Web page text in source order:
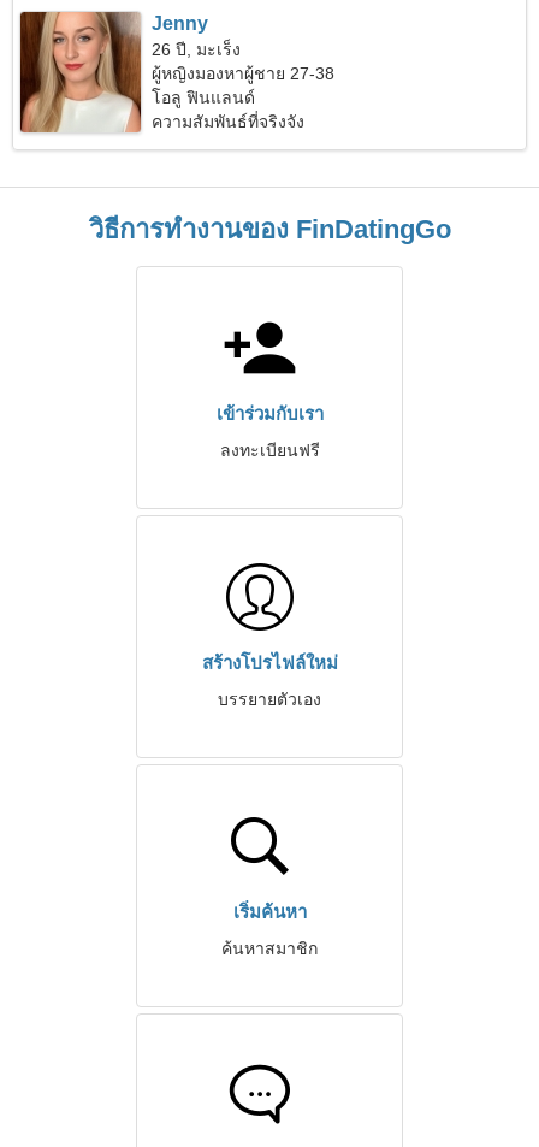
Jenny
26 ปี, มะเร็ง
ผู้หญิงมองหาผู้ชาย 27-38
โอลู ฟินแลนด์
ความสัมพันธ์ที่จริงจัง
วิธีการทำงานของ FinDatingGo
เข้าร่วมกับเรา
ลงทะเบียนฟรี
สร้างโปรไฟล์ใหม่
บรรยายตัวเอง
เริ่มค้นหา
ค้นหาสมาชิก